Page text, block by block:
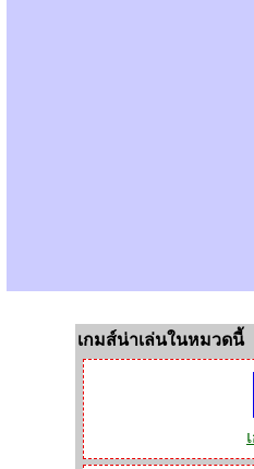
เกมส์น่าเล่นในหมวดนี้